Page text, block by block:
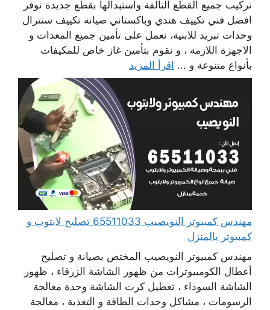
تركيب جميع القطع التالفة واستبدالها بقطع جديدة نوفر
افضل فني تكييف هندي وباكستاني صيانة تكييف سنترال
وحدات تبريد للابنية، نعمل على تأمين جميع المعدات و
الاجهزة اللازمة ، و نقوم بتأمين غاز خاص للمكيفات
بأنواع متنوعة و ... اقرأ المزيد
مهندس كمبيوتر النويصيب 65511033 تصليح لابتوب و
كمبيوتر بالمنزل
مهندس كمبيوتر النويصيب المختص بصيانة و تصليح
أعطال الكومبيوترات من ظهور الشاشة الزرقاء ، ظهور
الشاشة السوداء ، تعطيل كرت الشاشة وحدة معالجة
الرسومات ، مشاكل وحدات الطاقة و التغذية ، معالجة